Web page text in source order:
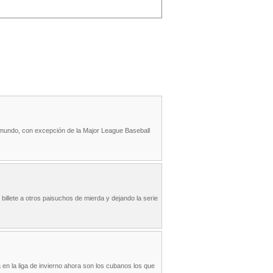
con excepción de la Major League Baseball
a otros paisuchos de mierda y dejando la serie
la liga de invierno ahora son los cubanos los que